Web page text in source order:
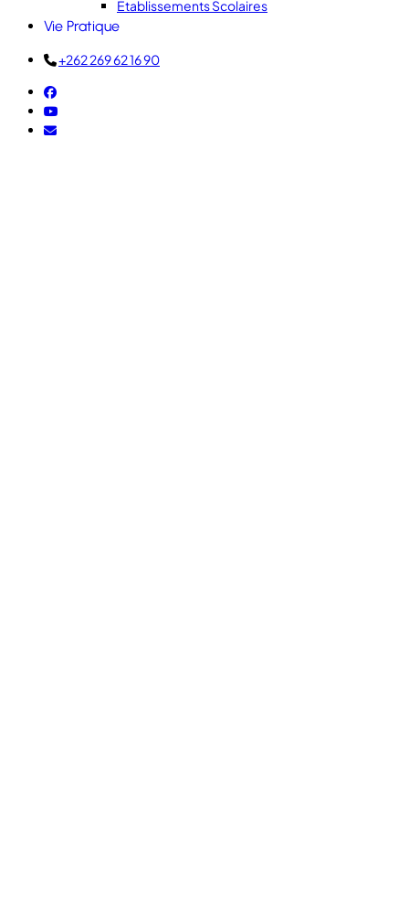
Établissements Scolaires
Vie Pratique
+262 269 62 16 90